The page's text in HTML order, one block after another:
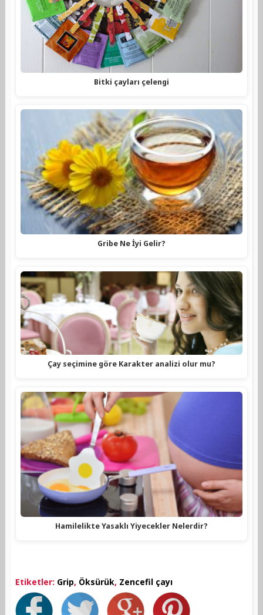
Bitki çayları çelengi
Gribe Ne İyi Gelir?
Çay seçimine göre Karakter analizi olur mu?
Hamilelikte Yasaklı Yiyecekler Nelerdir?
Etiketler: Grip, Öksürük, Zencefil çayı